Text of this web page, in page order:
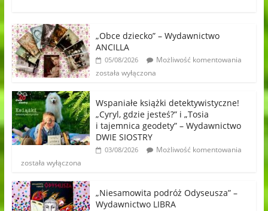
„Obce dziecko” – Wydawnictwo
ANCILLA
05/08/2026
Możliwość komentowania
została wyłączona
Wspaniałe książki detektywistyczne!
„Cyryl, gdzie jesteś?” i „Tosia
i tajemnica geodety” – Wydawnictwo
DWIE SIOSTRY
03/08/2026
Możliwość komentowania
została wyłączona
„Niesamowita podróż Odyseusza” –
Wydawnictwo LIBRA